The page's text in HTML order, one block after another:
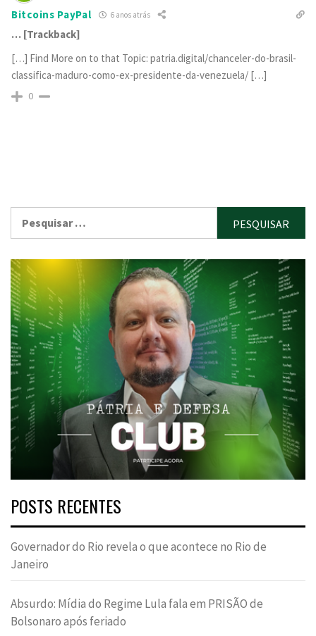
Bitcoins PayPal 6 anos atrás
… [Trackback]
[…] Find More on to that Topic: patria.digital/chanceler-do-brasil-
classifica-maduro-como-ex-presidente-da-venezuela/ […]
0
por:
POSTS RECENTES
Governador do Rio revela o que acontece no Rio de
Janeiro
Absurdo: Mídia do Regime Lula fala em PRISÃO de
Bolsonaro após feriado